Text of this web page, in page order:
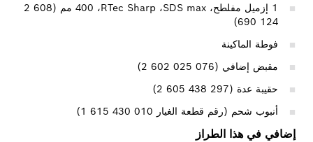
1 إزميل مفلطح، SDS max‏، RTec Sharp‏، 400 مم (‎2 608
690 124)
فوطة الماكينة
مقبض إضافي (‎2 602 025 076)
حقيبة عدة (‎2 605 438 297)
أنبوب شحم (رقم قطعة الغيار ‎1 615 430 010)
إضافي في هذا الطراز